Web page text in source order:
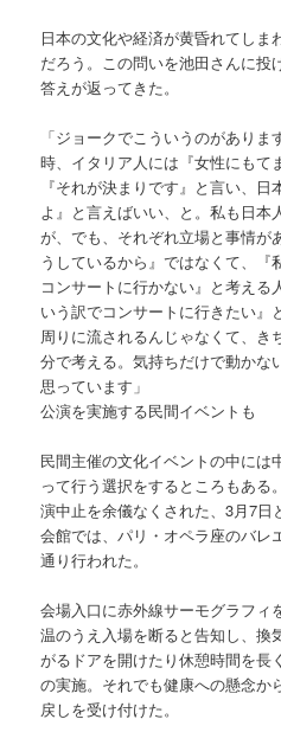
日本の文化や経済が黄昏れてし
だろう。この問いを池田さんに投
答えが返ってきた。
「ジョークでこういうのがあり
時、イタリア人には『女性にもて
『それが決まりです』と言い、
よ』と言えばいい、と。私も日本
が、でも、それぞれ立場と事情が
うしているから』ではなくて、『
コンサートに行かない』と考える
いう訳でコンサートに行きたい』
周りに流されるんじゃなくて、き
分で考える。気持ちだけで動かな
思っています」
公演を実施する民間イベントも
民間主催の文化イベントの中には
って行う選択をするところもあ
演中止を余儀なくされた、3月7
会館では、パリ・オペラ座のバレ
通り行われた。
会場入口に赤外線サーモグラフィ
温のうえ入場を断ると告知し、換
がるドアを開けたり休憩時間を長
の実施。それでも健康への懸念か
戻しを受け付けた。